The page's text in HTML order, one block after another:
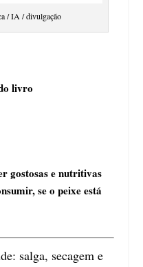
/ IA / divulgação
livro
gostosas e nutritivas
se o peixe está
salga, secagem e